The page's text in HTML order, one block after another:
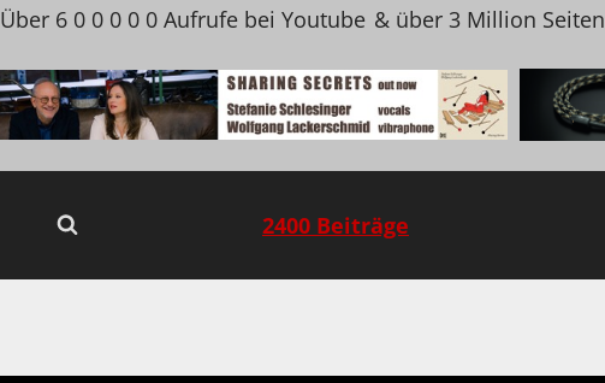
Über 6 0 0 0 0 0 Aufrufe bei Youtube & über 3 Million
2400 Beiträge